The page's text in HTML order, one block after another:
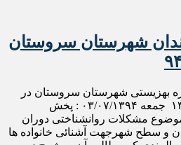
شهرستان سروستان
بهزیستی شهرستان سروستان در
هفته جهانی سالمند سال ۱۳۹۴ جمعه ۰۳/۰۷/۱۳۹۴ : پخش
مشکلات روانشناختی دوران
و سطح شهرجهت آشنائی خانواده ها